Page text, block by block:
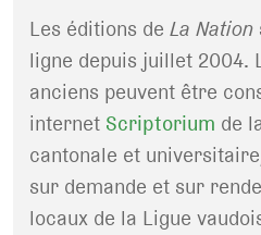
Les éditions deLa Nation
ligne depuis juillet 2004.
anciens peuvent être
internet Scriptorium de
cantonale et
sur demande et sur
locaux de la Ligue